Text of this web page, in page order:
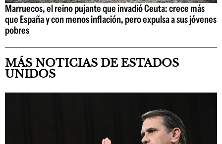
Marruecos, el reino pujante que invadió Ceuta: crece más
que España y con menos inflación, pero expulsa a sus jóvenes
pobres
MÁS NOTICIAS DE ESTADOS
UNIDOS